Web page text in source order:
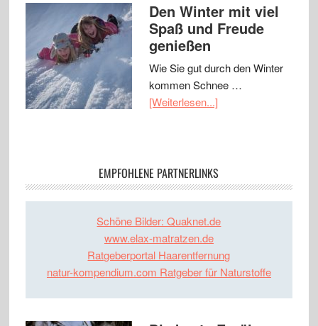
Den Winter mit viel
Spaß und Freude
genießen
Wie Sie gut durch den Winter
kommen Schnee …
[Weiterlesen...]
EMPFOHLENE PARTNERLINKS
Schöne Bilder: Quaknet.de
www.elax-matratzen.de
Ratgeberportal Haarentfernung
natur-kompendium.com Ratgeber für Naturstoffe